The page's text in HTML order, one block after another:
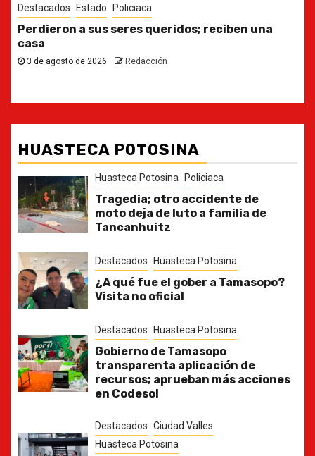
Destacados Estado
Ya casi, el quinto informe del Gobernador
30 de julio de 2026
HUASTECA POTOSINA
Huasteca Potosina Policiaca
Tragedia; otro accidente de
moto deja de luto a familia de
Tancanhuitz
Destacados Huasteca Potosina
¿A qué fue el gober a Tamasopo?
Visita no oficial
Destacados Huasteca Potosina
Gobierno de Tamasopo
transparenta aplicación de
recursos; aprueban más acciones
en Codesol
Destacados Ciudad Valles
Huasteca Potosina